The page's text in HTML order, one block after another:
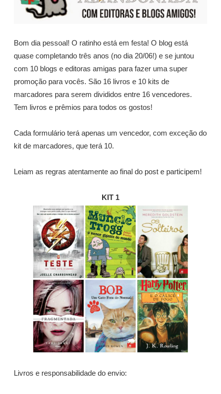
Bom dia pessoal! O ratinho está em festa! O blog está
quase completando três anos (no dia 20/06!) e se juntou
com 10 blogs e editoras amigas para fazer uma super
promoção para vocês. São 16 livros e 10 kits de
marcadores para serem divididos entre 16 vencedores.
Tem livros e prêmios para todos os gostos!
Cada formulário terá apenas um vencedor, com exceção do
kit de marcadores, que terá 10.
Leiam as regras atentamente ao final do post e participem!
KIT 1
Livros e responsabilidade do envio: